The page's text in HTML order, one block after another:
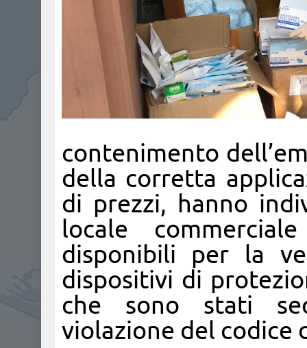
contenimento
della corretta
di prezzi, hanno
locale
disponibili per la
dispositivi di
che sono stati
violazione del codice